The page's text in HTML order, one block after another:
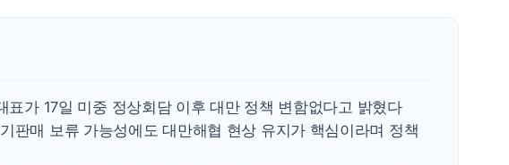
남동발전, 해남군에 국내 최대 규모 400MW 태
표가 17일 미중 정상회담 이후 대만 정책 변함없다고 밝혔다
판매 보류 가능성에도 대만해협 현상 유지가 핵심이라며 정책